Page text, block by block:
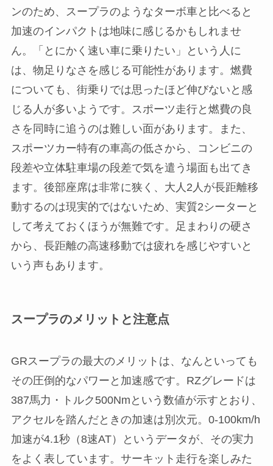
ンのため、スープラのようなターボ車と比べると
加速のインパクトは地味に感じるかもしれませ
ん。「とにかく速い車に乗りたい」という人に
は、物足りなさを感じる可能性があります。燃費
についても、街乗りでは思ったほど伸びないと感
じる人が多いようです。スポーツ走行と燃費の良
さを同時に追うのは難しい面があります。また、
スポーツカー特有の車高の低さから、コンビニの
段差や立体駐車場の段差で気を遣う場面も出てき
ます。後部座席は非常に狭く、大人2人が長距離移
動するのは現実的ではないため、実質2シーターと
して考えておくほうが無難です。足まわりの硬さ
から、長距離の高速移動では疲れを感じやすいと
いう声もあります。
スープラのメリットと注意点
GRスープラの最大のメリットは、なんといっても
その圧倒的なパワーと加速感です。RZグレードは
387馬力・トルク500Nmという数値が示すとおり、
アクセルを踏んだときの加速は別次元。0-100km/h
加速が4.1秒（8速AT）というデータが、その実力
をよく表しています。サーキット走行を楽しみた